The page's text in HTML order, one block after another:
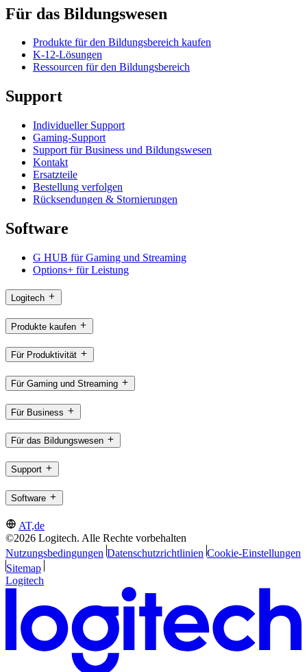
Für das Bildungswesen
Produkte für den Bildungsbereich kaufen
K-12-Lösungen
Ressourcen für den Bildungsbereich
Support
Individueller Support
Gaming-Support
Support für Business und Bildungswesen
Kontakt
Ersatzteile
Bestellung verfolgen
Rücksendungen & Stornierungen
Software
G HUB für Gaming und Streaming
Options+ für Leistung
Logitech
Produkte kaufen
Für Produktivität
Für Gaming und Streaming
Für Business
Für das Bildungswesen
Support
Software
AT,de
©2026 Logitech. Alle Rechte vorbehalten
Nutzungsbedingungen Datenschutzrichtlinien Cookie-Einstellungen
Sitemap
Logitech